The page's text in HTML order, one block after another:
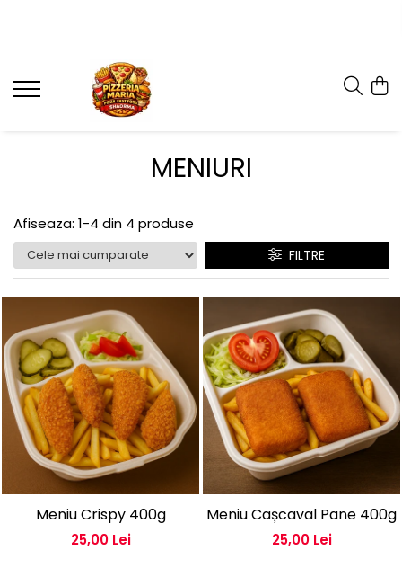
MENIURI
Afiseaza: 1-4 din 4 produse
FILTRE
Meniu Crispy 400g
25,00 Lei
Meniu Cașcaval Pane 400g
25,00 Lei